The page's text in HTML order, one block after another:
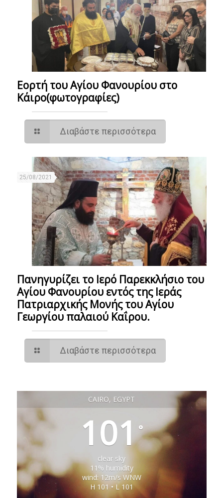
Εορτή του Αγίου Φανουρίου στο
Κάιρο(φωτογραφίες)
Διαβάστε περισσότερα
25/08/2021
Πανηγυρίζει το Ιερό Παρεκκλήσιο του
Αγίου Φανουρίου εντός της Ιεράς
Πατριαρχικής Μονής του Αγίου
Γεωργίου παλαιού Καΐρου.
Διαβάστε περισσότερα
CAIRO, EGYPT
101°
clear sky
11% humidity
wind: 12m/s WNW
H 101 • L 101